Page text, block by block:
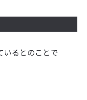
いるとのことで